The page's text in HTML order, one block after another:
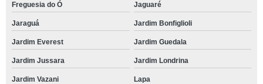
Freguesia do Ó Jaguaré
Jaraguá Jardim Bonfiglioli
Jardim Everest Jardim Guedala
Jardim Jussara Jardim Londrina
Jardim Vazani Lapa